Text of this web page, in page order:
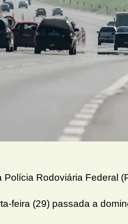
Polícia Rodoviária Federal
feira (29) passada a